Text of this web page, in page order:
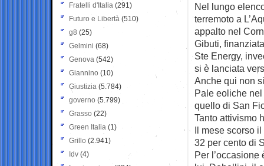
Nel lungo
terremoto a
appalto nel
Gibuti,
Ste Energy,
si è lanciata
Anche qui non
Pale eoliche
quello di San
Tanto attivismo
Il mese scorso
32 per cento di
Per
Fratelli d'Italia (291)
Futuro e Libertà (510)
g8 (25)
Gelmini (68)
Genova (542)
Giannino (10)
Giustizia (5.784)
governo (5.799)
Grasso (22)
Green Italia (1)
Grillo (2.941)
Idv (4)